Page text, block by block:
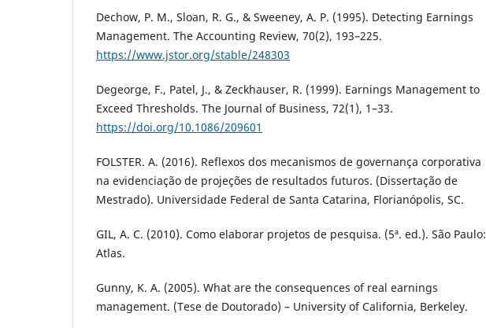
Dechow, P. M., Sloan, R. G., & Sweeney, A. P. (1995). Detecting Earnings
Management. The Accounting Review, 70(2), 193–225.
https://www.jstor.org/stable/248303
Degeorge, F., Patel, J., & Zeckhauser, R. (1999). Earnings Management to
Exceed Thresholds. The Journal of Business, 72(1), 1–33.
https://doi.org/10.1086/209601
FOLSTER. A. (2016). Reflexos dos mecanismos de governança corporativa
na evidenciação de projeções de resultados futuros. (Dissertação de
Mestrado). Universidade Federal de Santa Catarina, Florianópolis, SC.
GIL, A. C. (2010). Como elaborar projetos de pesquisa. (5ª. ed.). São Paulo:
Atlas.
Gunny, K. A. (2005). What are the consequences of real earnings
management. (Tese de Doutorado) – University of California, Berkeley.